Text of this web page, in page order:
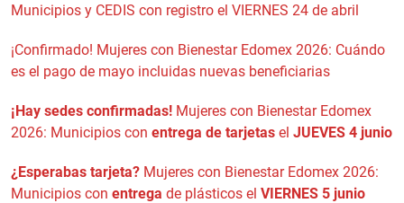
Municipios y CEDIS con registro el VIERNES 24 de abril
¡Confirmado! Mujeres con Bienestar Edomex 2026: Cuándo
es el pago de mayo incluidas nuevas beneficiarias
¡Hay sedes confirmadas! Mujeres con Bienestar Edomex
2026: Municipios con entrega de tarjetas el JUEVES 4 junio
¿Esperabas tarjeta? Mujeres con Bienestar Edomex 2026:
Municipios con entrega de plásticos el VIERNES 5 junio